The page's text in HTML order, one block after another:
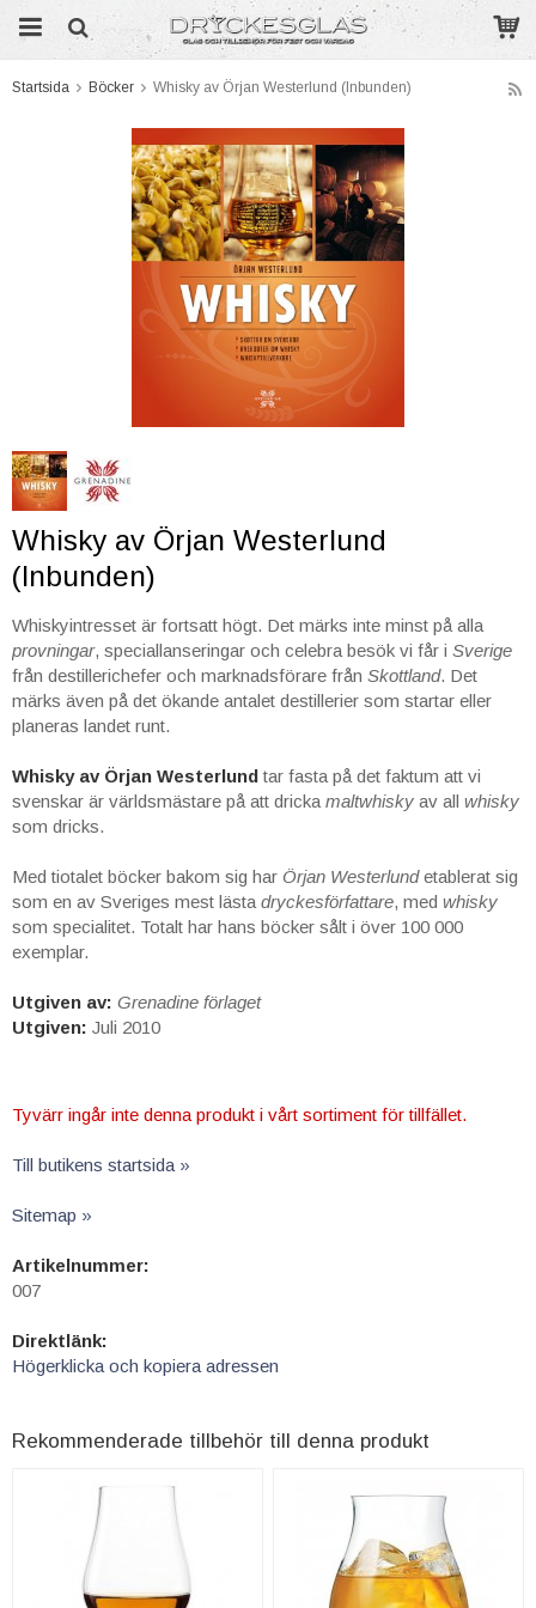
Startsida Böcker Whisky av Örjan Westerlund (Inbunden)
Whisky av Örjan Westerlund
(Inbunden)
Whiskyintresset är fortsatt högt. Det märks inte minst på alla
provningar, speciallanseringar och celebra besök vi får i Sverige
från destillerichefer och marknadsförare från Skottland. Det
märks även på det ökande antalet destillerier som startar eller
planeras landet runt.
Whisky av Örjan Westerlundtar fasta på det faktum att vi
svenskar är världsmästare på att dricka maltwhisky av all whisky
som dricks.
Med tiotalet böcker bakom sig har Örjan Westerlundetablerat sig
som en av Sveriges mest lästa dryckesförfattare, med whisky
som specialitet. Totalt har hans böcker sålt i över 100 000
exemplar.
Utgiven av: Grenadine förlaget
Utgiven: Juli 2010
Tyvärr ingår inte denna produkt i vårt sortiment för tillfället.
Till butikens startsida »
Sitemap »
Artikelnummer:
007
Direktlänk:
Högerklicka och kopiera adressen
Rekommenderade tillbehör till denna produkt